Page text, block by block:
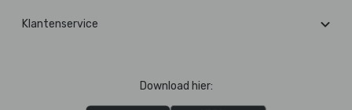
Klantenservice
Download hier: